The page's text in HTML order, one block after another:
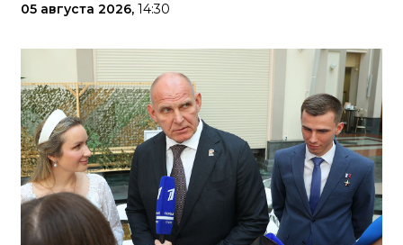
05 августа 2026, 14:30